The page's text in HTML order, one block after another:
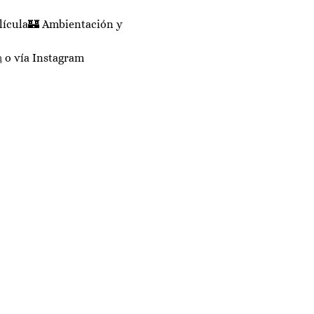
Ambientación y
o vía Instagram